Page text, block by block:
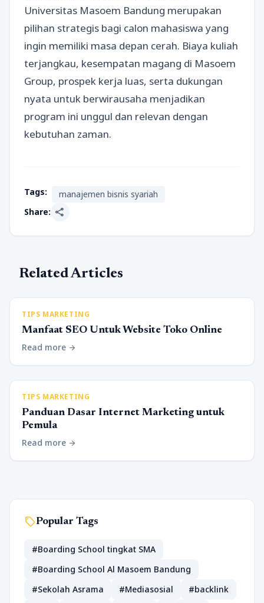
Universitas Masoem Bandung merupakan
pilihan strategis bagi calon mahasiswa yang
ingin memiliki masa depan cerah. Biaya kuliah
terjangkau, kesempatan magang di Masoem
Group, prospek kerja luas, serta dukungan
nyata untuk berwirausaha menjadikan
program ini unggul dan relevan dengan
kebutuhan zaman.
Tags:
manajemen bisnis syariah
Share: share
Related Articles
TIPS MARKETING
Manfaat SEO Untuk Website Toko Online
Read more arrow_forward
TIPS MARKETING
Panduan Dasar Internet Marketing untuk
Pemula
Read more arrow_forward
sellPopular Tags
#Boarding School tingkat SMA
#Boarding School Al Masoem Bandung
#Sekolah Asrama
#Mediasosial
#backlink